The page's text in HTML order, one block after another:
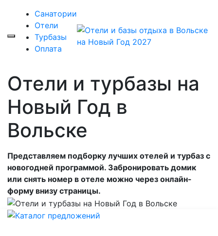
Санатории
Отели
Турбазы
Оплата
Отели и турбазы на
Новый Год в
Вольске
Представляем подборку лучших отелей и турбаз с
новогодней программой. Забронировать домик
или снять номер в отеле можно через онлайн-
форму внизу страницы.